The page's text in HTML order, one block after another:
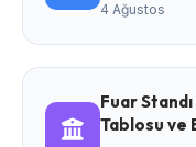
4 Ağustos
Fuar
Tablosu ve